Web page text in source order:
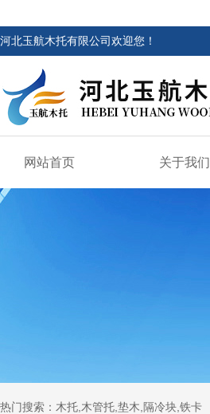
河北玉航木托有限公司欢迎您！
网站首页 关于我们
热门搜索：木托,木管托,垫木,隔冷块,铁卡